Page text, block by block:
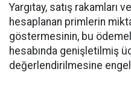
Yargıtay, satış rakamları
hesaplanan primlerin
göstermesinin, bu
hesabında genişletilmiş
değerlendirilmesine engel